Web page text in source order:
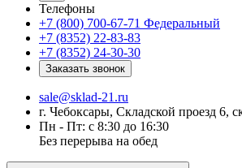
Телефоны
+7 (800) 700-67-71 Федеральный
+7 (8352) 22-83-83
+7 (8352) 24-30-30
Заказать звонок
sale@sklad-21.ru
г. Чебоксары, Складской проезд 6,
Пн - Пт: с 8:30 до 16:30
Без перерыва на обед